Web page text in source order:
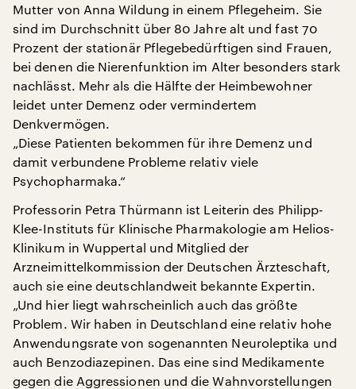
Mutter von Anna Wildung in einem Pflegeheim. Sie
sind im Durchschnitt über 80 Jahre alt und fast 70
Prozent der stationär Pflegebedürftigen sind Frauen,
bei denen die Nierenfunktion im Alter besonders stark
nachlässt. Mehr als die Hälfte der Heimbewohner
leidet unter Demenz oder vermindertem
Denkvermögen.
„Diese Patienten bekommen für ihre Demenz und
damit verbundene Probleme relativ viele
Psychopharmaka.“
Professorin Petra Thürmann ist Leiterin des Philipp-
Klee-Instituts für Klinische Pharmakologie am Helios-
Klinikum in Wuppertal und Mitglied der
Arzneimittelkommission der Deutschen Ärzteschaft,
auch sie eine deutschlandweit bekannte Expertin.
„Und hier liegt wahrscheinlich auch das größte
Problem. Wir haben in Deutschland eine relativ hohe
Anwendungsrate von sogenannten Neuroleptika und
auch Benzodiazepinen. Das eine sind Medikamente
gegen die Aggressionen und die Wahnvorstellungen